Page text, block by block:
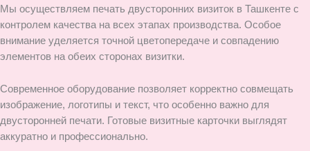
Мы осуществляем печать двусторонних визиток в Ташкенте с
контролем качества на всех этапах производства. Особое
внимание уделяется точной цветопередаче и совпадению
элементов на обеих сторонах визитки.
Современное оборудование позволяет корректно совмещать
изображение, логотипы и текст, что особенно важно для
двусторонней печати. Готовые визитные карточки выглядят
аккуратно и профессионально.